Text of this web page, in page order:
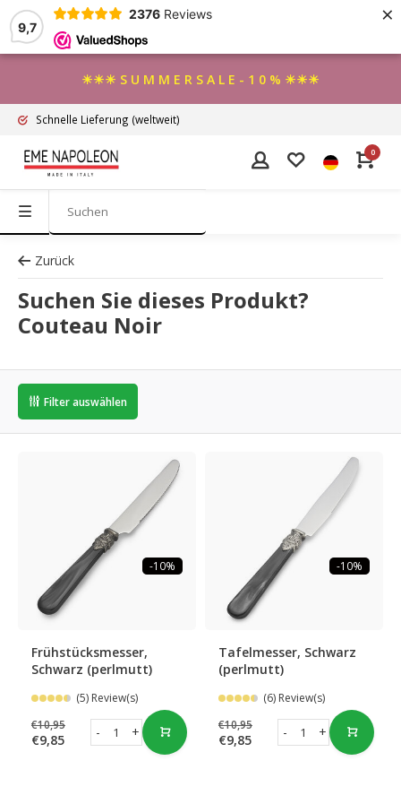
9,7
2376 Reviews ×
☀☀☀ S U M M E R S A L E - 1 0 % ☀☀☀
Schnelle Lieferung (weltweit)
0
Zurück
Suchen Sie dieses Produkt?
Couteau Noir
Filter auswählen
-10%
Frühstücksmesser,
Schwarz (perlmutt)
(5) Review(s)
€10,95
€9,85 +
-
-10%
Tafelmesser, Schwarz
(perlmutt)
(6) Review(s)
€10,95
€9,85 +
-